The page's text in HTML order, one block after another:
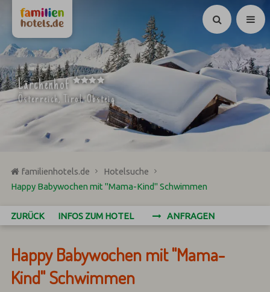
Suchen
Lärchenhof ****
Österreich, Tirol, Obsteig
familienhotels.de
Hotelsuche
Happy Babywochen mit "Mama-Kind" Schwimmen
ZURÜCK INFOS ZUM HOTEL ANFRAGEN
Happy Babywochen mit "Mama-
Kind" Schwimmen